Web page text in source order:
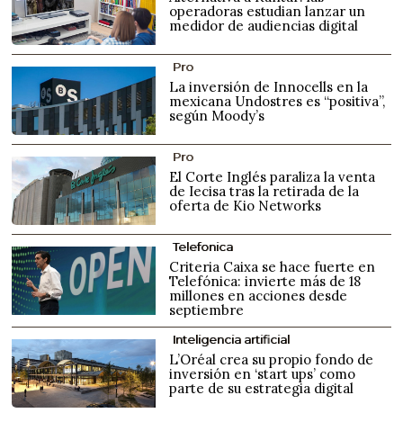
operadoras estudian lanzar un
medidor de audiencias digital
Pro
La inversión de Innocells en la
mexicana Undostres es “positiva”,
según Moody’s
Pro
El Corte Inglés paraliza la venta
de Iecisa tras la retirada de la
oferta de Kio Networks
Telefonica
Criteria Caixa se hace fuerte en
Telefónica: invierte más de 18
millones en acciones desde
septiembre
Inteligencia artificial
L’Oréal crea su propio fondo de
inversión en ‘start ups’ como
parte de su estrategia digital